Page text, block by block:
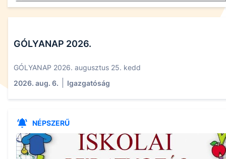
GÓLYANAP 2026.
GÓLYANAP 2026. augusztus 25. kedd
2026. aug. 6.
Igazgatóság
NÉPSZERŰ